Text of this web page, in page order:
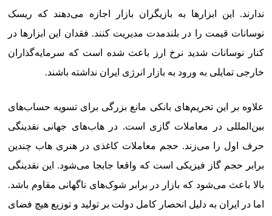
ندارند. این ابزارها به بازیگران بازار اجازه می‌دهند که ریسک
نوسانات قیمت را در بلندمدت مدیریت کنند. فقدان این ابزارها در
کنار نوسانات شدید نرخ ارز باعث شده است که سرمایه‌گذاران
خارجی تمایلی به ورود به بازار انرژی ایران نداشته باشند.
علاوه بر این تحریم‌های بانکی مانع بزرگی برای تسویه حساب‌های
بین‌المللی در معاملات گازی است. در هاب‌های جهانی نقدینگی
حرف اول را می‌زند. حجم معاملات کاغذی در هنری هاب چندین
برابر حجم گاز فیزیکی است که واقعا جابجا می‌شود. این نقدینگی
بالا باعث می‌شود که بازار در برابر شوک‌های ناگهانی مقاوم باشد.
اما در ایران به دلیل انحصار کامل دولت بر تولید و توزیع هیچ فضای